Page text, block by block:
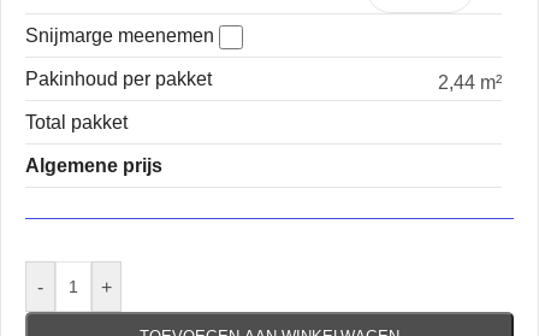
Snijmarge meenemen
Pakinhoud per pakket
2,44 m²
Total pakket
Algemene prijs
- +